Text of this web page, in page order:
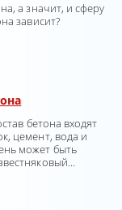
а значит, и сферу
зависит?
бетона входят
цемент, вода и
может быть